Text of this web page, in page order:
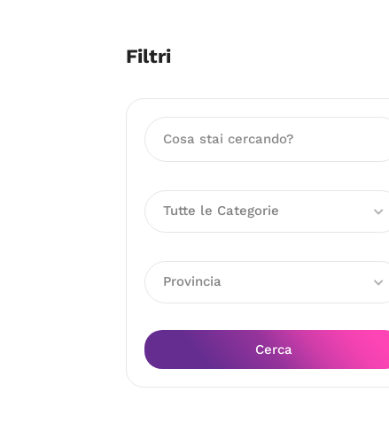
Filtri
Tutte le Categorie
Provincia
Cerca